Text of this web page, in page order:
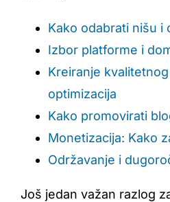
Kako odabrati nišu i
Izbor platforme i
Kreiranje
optimizacija
Kako promovirati
Monetizacija: Kako
Održavanje i
Još jedan važan razlog